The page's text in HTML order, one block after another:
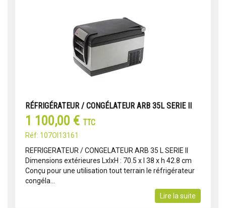
RÉFRIGÉRATEUR / CONGÉLATEUR ARB 35L SERIE II
1 100,00 € TTC
Réf: 107OI13161
REFRIGERATEUR / CONGELATEUR ARB 35 L SERIE II
Dimensions extérieures LxlxH : 70.5 x l 38 x h 42.8 cm
Conçu pour une utilisation tout terrain le réfrigérateur
congéla...
Lire la suite